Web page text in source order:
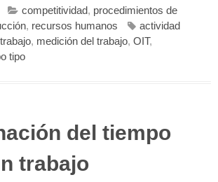
competitividad, procedimientos de
, recursos humanos
actividad
, medición del trabajo, OIT,
tipo
del tiempo
trabajo